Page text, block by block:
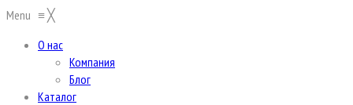
Menu ≡╳
О нас
Компания
Блог
Каталог